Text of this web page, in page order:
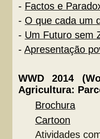
- Factos e
- O que cada um
- Um Futuro sem
- Apresentação
WWD 2014
Agricultura:
Brochura
Cartoon
Atividades